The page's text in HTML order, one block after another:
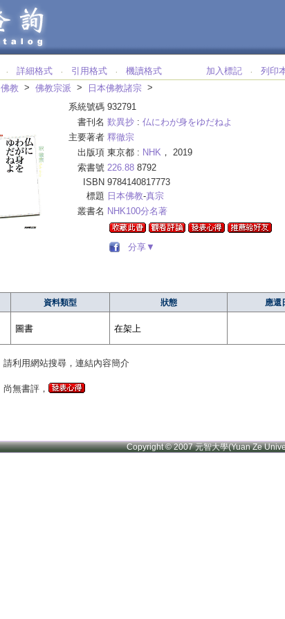
‧ 詳細格式 ‧ 引用格式 ‧ 機讀格式 加入標記 ‧
列印
佛教 > 佛教宗派 > 日本佛教諸宗 >
系統號碼 932791
書刊名 歎異抄 : 仏にわが身をゆだねよ
主要著者 釋徹宗
出版項 東京都 : NHK ， 2019
索書號 226.88 8792
ISBN 9784140817773
標題 日本佛教-真宗
叢書名 NHK100分名著
分享▼
資料類型 狀態 應還
圖書 在架上
請利用網站搜尋，連結內容簡介
尚無書評，
Copyright © 2007 元智大學(Yuan Ze